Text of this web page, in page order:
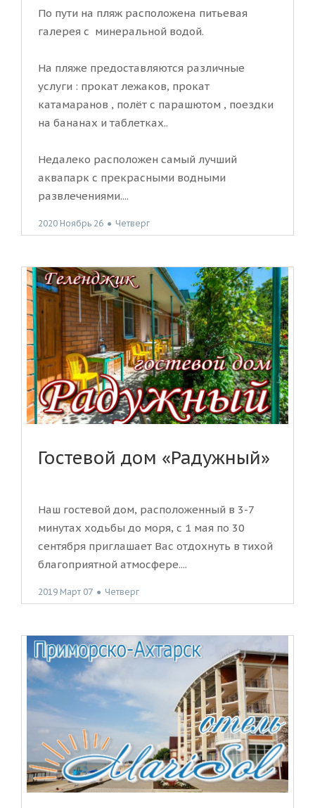
По пути на пляж расположена питьевая
галерея с минеральной водой.
На пляже предоставляются различные
услуги : прокат лежаков, прокат
катамаранов , полёт с парашютом , поездки
на бананах и таблетках..
Недалеко расположен самый лучший
аквапарк с прекрасными водными
развлечениями....
2020 Ноябрь 26 ● Четверг
Гостевой дом «Радужный»
Наш гостевой дом, расположенный в 3-7
минутах ходьбы до моря, с 1 мая по 30
сентября приглашает Вас отдохнуть в тихой
благоприятной атмосфере....
2019 Март 07 ● Четверг